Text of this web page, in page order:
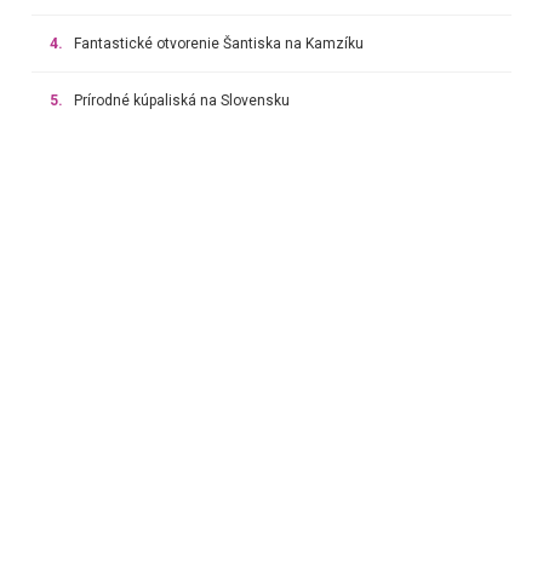
4. Fantastické otvorenie Šantiska na Kamzíku
5. Prírodné kúpaliská na Slovensku